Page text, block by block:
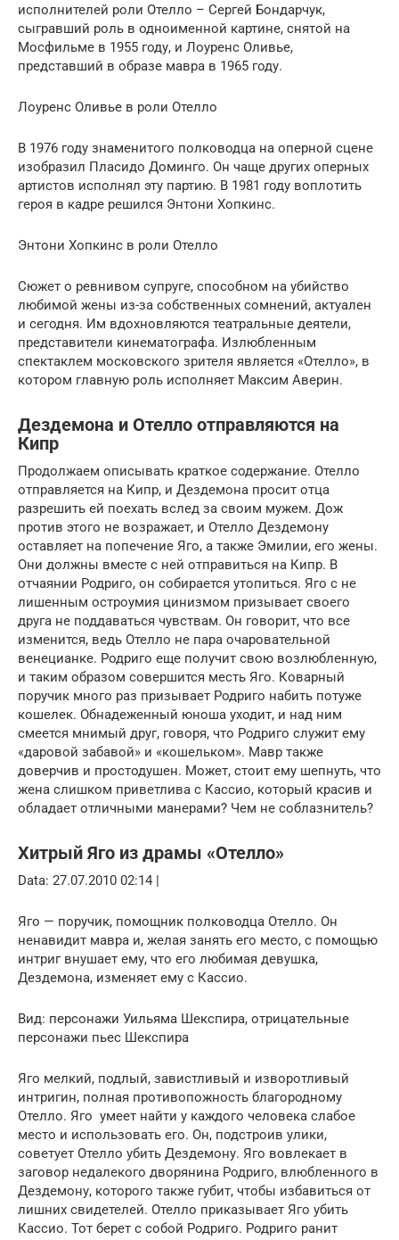
исполнителей роли Отелло – Сергей Бондарчук,
сыгравший роль в одноименной картине, снятой на
Мосфильме в 1955 году, и Лоуренс Оливье,
представший в образе мавра в 1965 году.
Лоуренс Оливье в роли Отелло
В 1976 году знаменитого полководца на оперной сцене
изобразил Пласидо Доминго. Он чаще других оперных
артистов исполнял эту партию. В 1981 году воплотить
героя в кадре решился Энтони Хопкинс.
Энтони Хопкинс в роли Отелло
Сюжет о ревнивом супруге, способном на убийство
любимой жены из-за собственных сомнений, актуален
и сегодня. Им вдохновляются театральные деятели,
представители кинематографа. Излюбленным
спектаклем московского зрителя является «Отелло», в
котором главную роль исполняет Максим Аверин.
Дездемона и Отелло отправляются на
Кипр
Продолжаем описывать краткое содержание. Отелло
отправляется на Кипр, и Дездемона просит отца
разрешить ей поехать вслед за своим мужем. Дож
против этого не возражает, и Отелло Дездемону
оставляет на попечение Яго, а также Эмилии, его жены.
Они должны вместе с ней отправиться на Кипр. В
отчаянии Родриго, он собирается утопиться. Яго с не
лишенным остроумия цинизмом призывает своего
друга не поддаваться чувствам. Он говорит, что все
изменится, ведь Отелло не пара очаровательной
венецианке. Родриго еще получит свою возлюбленную,
и таким образом совершится месть Яго. Коварный
поручик много раз призывает Родриго набить потуже
кошелек. Обнадеженный юноша уходит, и над ним
смеется мнимый друг, говоря, что Родриго служит ему
«даровой забавой» и «кошельком». Мавр также
доверчив и простодушен. Может, стоит ему шепнуть, что
жена слишком приветлива с Кассио, который красив и
обладает отличными манерами? Чем не соблазнитель?
Хитрый Яго из драмы «Отелло»
Data: 27.07.2010 02:14 |
Яго — поручик, помощник полководца Отелло. Он
ненавидит мавра и, желая занять его место, с помощью
интриг внушает ему, что его любимая девушка,
Дездемона, изменяет ему с Кассио.
Вид: персонажи Уильяма Шекспира, отрицательные
персонажи пьес Шекспира
Яго мелкий, подлый, завистливый и изворотливый
интригин, полная противопожность благородному
Отелло. Яго умеет найти у каждого человека слабое
место и использовать его. Он, подстроив улики,
советует Отелло убить Дездемону. Яго вовлекает в
заговор недалекого дворянина Родриго, влюбленного в
Дездемону, которого также губит, чтобы избавиться от
лишних свидетелей. Отелло приказывает Яго убить
Кассио. Тот берет с собой Родриго. Родриго ранит